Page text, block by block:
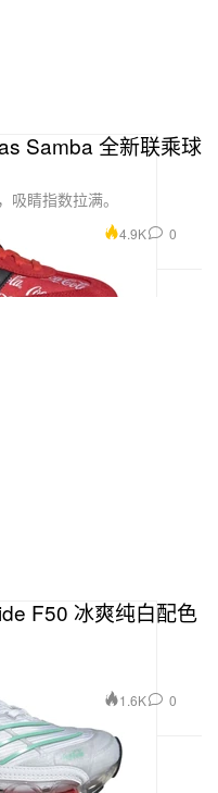
Samba 全新联乘球
睛指数拉满。
4.9K 0
F50 冰爽纯白配色
1.6K 0